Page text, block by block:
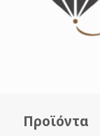
Προϊόντα